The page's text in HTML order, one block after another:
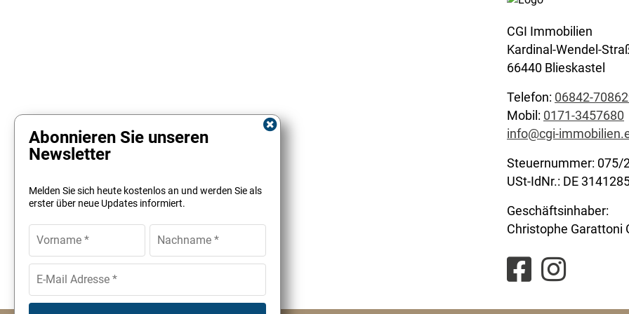
CGI Immobilien
Kardinal-Wendel-
66440 Blieskastel
Telefon: 06842-
Mobil: 0171-3457680
info@cgi-
Steuernummer: 075/
USt-IdNr.: DE
Geschäftsinhaber:
Christophe Garattoni
Abonnieren Sie unseren
Newsletter
Melden Sie sich heute kostenlos an und werden Sie als
erster über neue Updates informiert.